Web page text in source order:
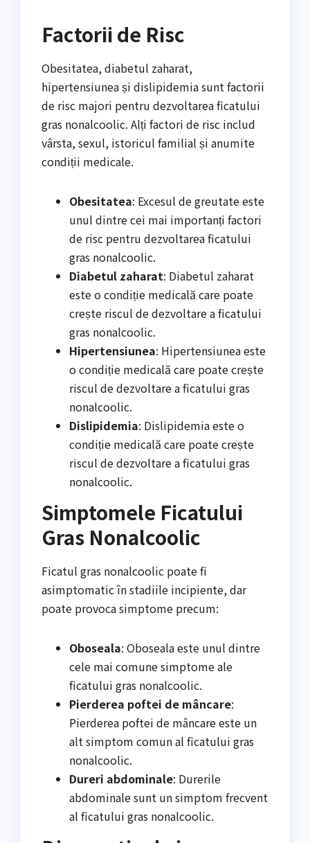
Factorii de Risc
Obesitatea, diabetul zaharat,
hipertensiunea și dislipidemia sunt factorii
de risc majori pentru dezvoltarea ficatului
gras nonalcoolic. Alți factori de risc includ
vârsta, sexul, istoricul familial și anumite
condiții medicale.
Obesitatea: Excesul de greutate este
unul dintre cei mai importanți factori
de risc pentru dezvoltarea ficatului
gras nonalcoolic.
Diabetul zaharat: Diabetul zaharat
este o condiție medicală care poate
crește riscul de dezvoltare a ficatului
gras nonalcoolic.
Hipertensiunea: Hipertensiunea este
o condiție medicală care poate crește
riscul de dezvoltare a ficatului gras
nonalcoolic.
Dislipidemia: Dislipidemia este o
condiție medicală care poate crește
riscul de dezvoltare a ficatului gras
nonalcoolic.
Simptomele Ficatului
Gras Nonalcoolic
Ficatul gras nonalcoolic poate fi
asimptomatic în stadiile incipiente, dar
poate provoca simptome precum:
Oboseala: Oboseala este unul dintre
cele mai comune simptome ale
ficatului gras nonalcoolic.
Pierderea poftei de mâncare:
Pierderea poftei de mâncare este un
alt simptom comun al ficatului gras
nonalcoolic.
Dureri abdominale: Durerile
abdominale sunt un simptom frecvent
al ficatului gras nonalcoolic.